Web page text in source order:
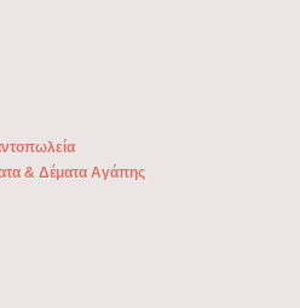
& Δέματα Αγάπης